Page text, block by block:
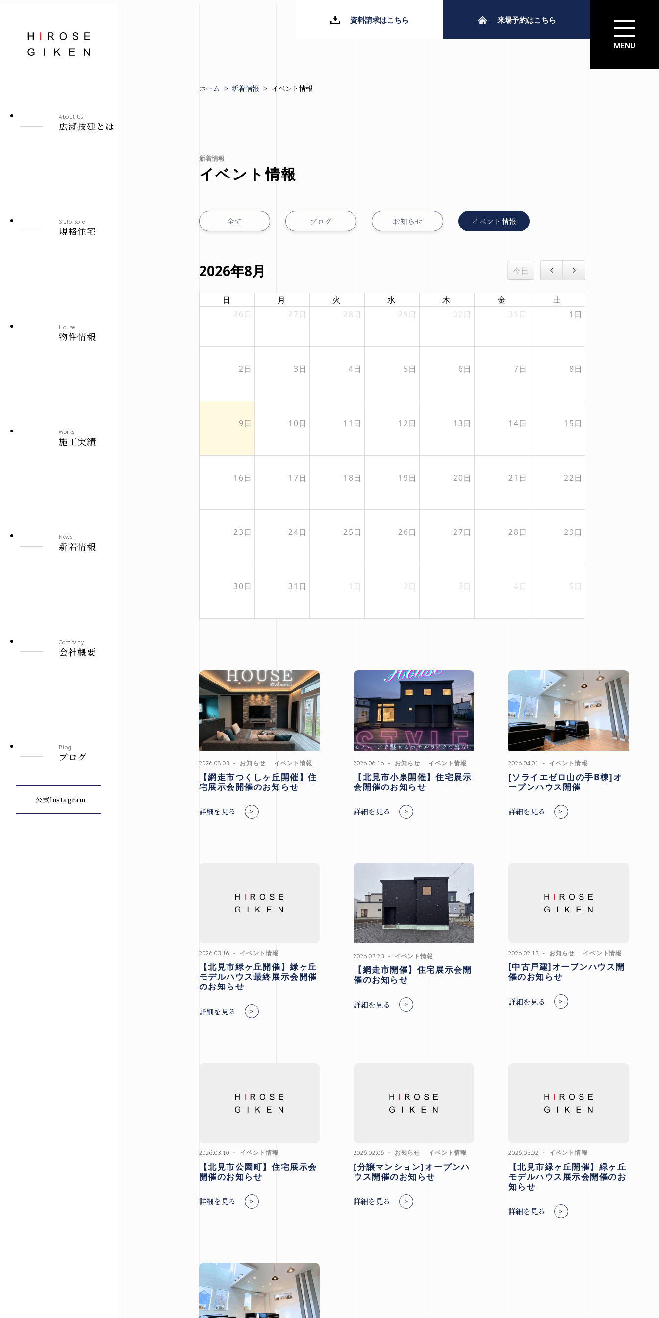
株式会社広瀬技建
About Us
広瀬技建とは
Sielo Sore
規格住宅
House
物件情報
Works
施工実績
News
新着情報
Company
会社概要
Blog
ブログ
公式Instagram
ホーム > 新着情報 > イベント情報
新着情報
イベント情報
全て ブログ お知らせ イベント情報
2026年8月 今日
日 月 火 水 木 金
土
26日
27日 28日 29日 30日 31日 1日
2日 3日 4日 5日 6日 7日 8日
9日 10日 11日 12日 13日 14日 15日
16日 17日 18日 19日 20日 21日 22日
23日 24日 25日 26日 27日 28日 29日
30日 31日 1日 2日 3日 4日 5日
2026.08.03 お知らせ イベント情報
【網走市つくしヶ丘開催】住
宅展示会開催のお知らせ
詳細を見る
2026.06.16 お知らせ イベント情報
【北見市小泉開催】住宅展示
会開催のお知らせ
詳細を見る
2026.04.01 イベント情報
[ソライエゼロ山の手B棟]オ
ープンハウス開催
詳細を見る
2026.03.16 イベント情報
【北見市緑ヶ丘開催】緑ヶ丘
モデルハウス最終展示会開催
のお知らせ
詳細を見る
2026.03.23 イベント情報
【網走市開催】住宅展示会開
催のお知らせ
詳細を見る
2026.02.13 お知らせ イベント情報
[中古戸建]オープンハウス開
催のお知らせ
詳細を見る
2026.03.10 イベント情報
【北見市公園町】住宅展示会
開催のお知らせ
詳細を見る
2026.02.06 お知らせ イベント情報
[分譲マンション]オープンハ
ウス開催のお知らせ
詳細を見る
2026.03.02 イベント情報
【北見市緑ヶ丘開催】緑ヶ丘
モデルハウス展示会開催のお
知らせ
詳細を見る
資料請求はこちら 来場予約はこちら
-シエロ・ソーレ-
その他の地域
会社概要